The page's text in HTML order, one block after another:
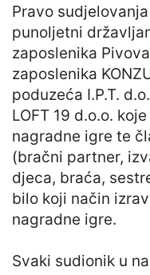
Pravo
punoljetni
zaposlenika
zaposlenika
poduzeća I.P.T.
LOFT 19 d.o.o.
nagradne igre te
(bračni partner,
djeca, braća,
bilo koji način
nagradne igre.
Svaki sudionik u